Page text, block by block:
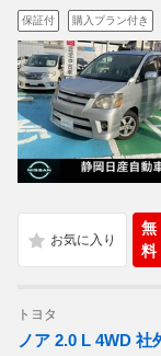
保証付 購入プラン付き
無
料
トヨタ
ノア 2.0 L 4WD 社